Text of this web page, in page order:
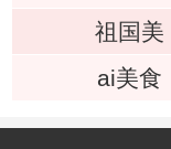
祖国美
ai美食